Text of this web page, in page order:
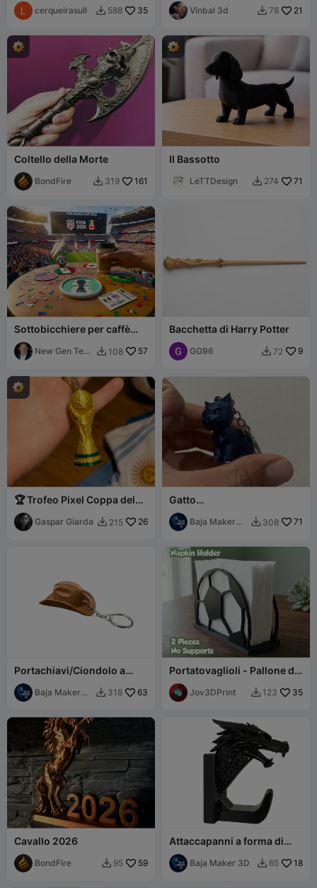
cerqueirasull  588 35 Vinbal 3d  78 21
Coltello della Morte
BondFire  319 161
Il Bassotto
LeTTDesign  274 71
Sottobicchiere per caffè
Coppa del Mondo di Calcio
2026New Gen Tech
 108 57
Bacchetta di Harry Potter
GG96  72 9
🏆 Trofeo Pixel Coppa del
Mondo 2026
Gaspar Giarda  215 26
Gatto
geometrico/Portachiavi
Baja Maker
 308 71
Portachiavi/Ciondolo a
forma di Cappello da
CowboyBaja Maker
 318 63
Portatovaglioli - Pallone da
calcio
Jov3DPrint  123 35
Cavallo 2026
BondFire  95 59
Attaccapanni a forma di
drago per zaini e giacche
Baja Maker 3D  65 18